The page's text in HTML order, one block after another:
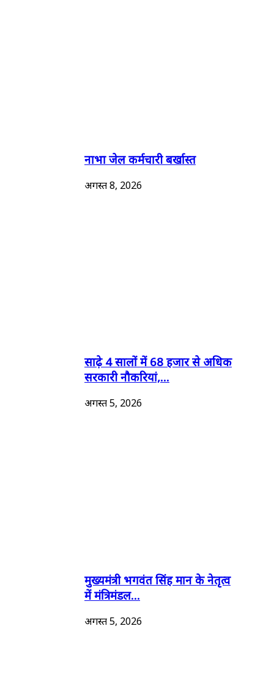
नाभा जेल कर्मचारी बर्खास्त
अगस्त 8, 2026
साढ़े 4 सालों में 68 हजार से अधिक
सरकारी नौकरियां,...
अगस्त 5, 2026
मुख्यमंत्री भगवंत सिंह मान के नेतृत्व
में मंत्रिमंडल...
अगस्त 5, 2026